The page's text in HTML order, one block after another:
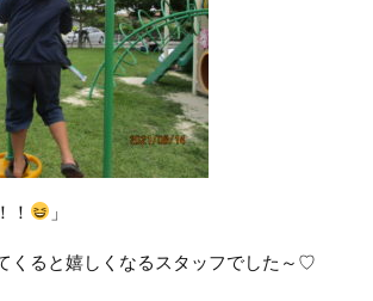
！ 」
くると嬉しくなるスタッフでした～♡